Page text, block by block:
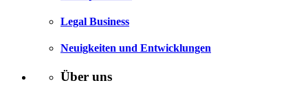
Legal Business
Neuigkeiten und Entwicklungen
Über uns